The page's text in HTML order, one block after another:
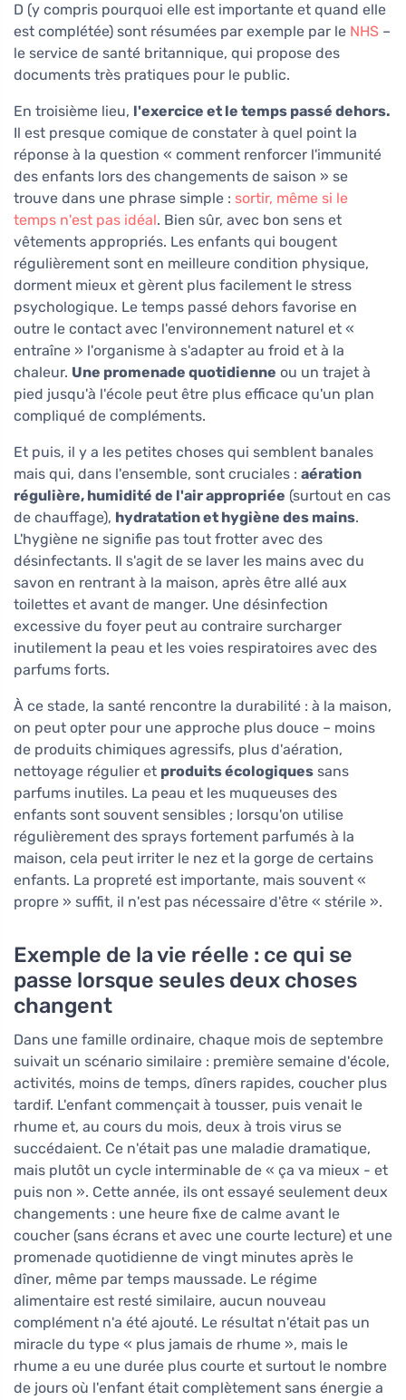
D (y compris pourquoi elle est importante et quand elle
est complétée) sont résumées par exemple par le NHS –
le service de santé britannique, qui propose des
documents très pratiques pour le public.
En troisième lieu, l'exercice et le temps passé dehors.
Il est presque comique de constater à quel point la
réponse à la question « comment renforcer l'immunité
des enfants lors des changements de saison » se
trouve dans une phrase simple : sortir, même si le
temps n'est pas idéal. Bien sûr, avec bon sens et
vêtements appropriés. Les enfants qui bougent
régulièrement sont en meilleure condition physique,
dorment mieux et gèrent plus facilement le stress
psychologique. Le temps passé dehors favorise en
outre le contact avec l'environnement naturel et «
entraîne » l'organisme à s'adapter au froid et à la
chaleur. Une promenade quotidienne ou un trajet à
pied jusqu'à l'école peut être plus efficace qu'un plan
compliqué de compléments.
Et puis, il y a les petites choses qui semblent banales
mais qui, dans l'ensemble, sont cruciales : aération
régulière, humidité de l'air appropriée (surtout en cas
de chauffage), hydratation et hygiène des mains.
L'hygiène ne signifie pas tout frotter avec des
désinfectants. Il s'agit de se laver les mains avec du
savon en rentrant à la maison, après être allé aux
toilettes et avant de manger. Une désinfection
excessive du foyer peut au contraire surcharger
inutilement la peau et les voies respiratoires avec des
parfums forts.
À ce stade, la santé rencontre la durabilité : à la maison,
on peut opter pour une approche plus douce – moins
de produits chimiques agressifs, plus d'aération,
nettoyage régulier et produits écologiques sans
parfums inutiles. La peau et les muqueuses des
enfants sont souvent sensibles ; lorsqu'on utilise
régulièrement des sprays fortement parfumés à la
maison, cela peut irriter le nez et la gorge de certains
enfants. La propreté est importante, mais souvent «
propre » suffit, il n'est pas nécessaire d'être « stérile ».
Exemple de la vie réelle : ce qui se
passe lorsque seules deux choses
changent
Dans une famille ordinaire, chaque mois de septembre
suivait un scénario similaire : première semaine d'école,
activités, moins de temps, dîners rapides, coucher plus
tardif. L'enfant commençait à tousser, puis venait le
rhume et, au cours du mois, deux à trois virus se
succédaient. Ce n'était pas une maladie dramatique,
mais plutôt un cycle interminable de « ça va mieux - et
puis non ». Cette année, ils ont essayé seulement deux
changements : une heure fixe de calme avant le
coucher (sans écrans et avec une courte lecture) et une
promenade quotidienne de vingt minutes après le
dîner, même par temps maussade. Le régime
alimentaire est resté similaire, aucun nouveau
complément n'a été ajouté. Le résultat n'était pas un
miracle du type « plus jamais de rhume », mais le
rhume a eu une durée plus courte et surtout le nombre
de jours où l'enfant était complètement sans énergie a